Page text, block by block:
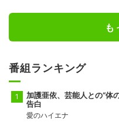
も
番組ランキング
加護亜依、芸能人との“体
告白
愛のハイエナ